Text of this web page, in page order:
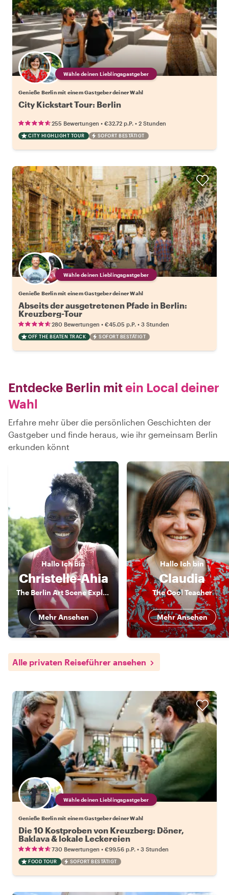
Wähle deinen Lieblingsgastgeber
Genieße Berlin mit einem Gastgeber deiner Wahl
City Kickstart Tour: Berlin
255 Bewertungen • €32.72 p.P. • 2 Stunden
CITY HIGHLIGHT TOUR SOFORT BESTÄTIGT
Wähle deinen Lieblingsgastgeber
Genieße Berlin mit einem Gastgeber deiner Wahl
Abseits der ausgetretenen Pfade in Berlin:
Kreuzberg-Tour
280 Bewertungen • €45.05 p.P. • 3 Stunden
OFF THE BEATEN TRACK SOFORT BESTÄTIGT
Entdecke Berlin mitein Local deiner
Wahl
Erfahre mehr über die persönlichen Geschichten der
Gastgeber und finde heraus, wie ihr gemeinsam Berlin
erkunden könnt
HalloIch bin
Christelle-Ahia
The Berlin Art Scene Explorer
Mehr Ansehen
HalloIch bin
Claudia
The Cool Teacher
Mehr Ansehen
Alle privaten Reiseführer ansehen
Wähle deinen Lieblingsgastgeber
Genieße Berlin mit einem Gastgeber deiner Wahl
Die 10 Kostproben von Kreuzberg: Döner,
Baklava & lokale Leckereien
730 Bewertungen • €99.56 p.P. • 3 Stunden
FOOD TOUR SOFORT BESTÄTIGT